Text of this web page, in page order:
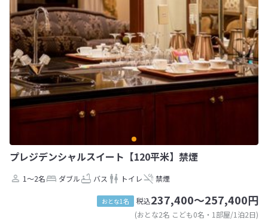
プレジデンシャルスイート【120平米】禁煙
1～2名 ダブル バス トイレ 禁煙
おとな1名 税込237,400～257,400円
(おとな2名 こども0名・1部屋/1泊2日)